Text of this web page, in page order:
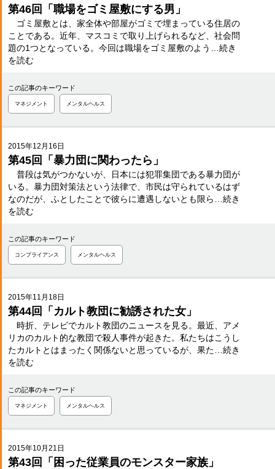
第46回「職場をゴミ屋敷にする男」
ゴミ屋敷とは、家全体や部屋がゴミで埋まっている住居の
ことである。近年、マスコミで取り上げられるなど、社会問
題の1つとなっている。今回は職場をゴミ屋敷のよう…続き
を読む
この記事のキーワード
マネジメント メンタルヘルス
2015年12月16日
第45回「暴力団に関わったら」
普段は気がつかないが、日本には犯罪集団である暴力団が
いる。暴力団対策法という法律で、市民は守られているはず
なのだが、ふとしたことで彼らに遭遇しないとも限ら…続き
を読む
この記事のキーワード
コンプライアンス メンタルヘルス
2015年11月18日
第44回「カルト教団に勧誘された女」
時折、テレビでカルト教団のニュースを見る。最近、アメ
リカのカルト的な教団で殺人事件が起きた。私たちはこうし
たカルトとはまったく関係ないと思っているが、果た…続き
を読む
この記事のキーワード
マネジメント メンタルヘルス
2015年10月21日
第43回「困った従業員のモンスター家族」